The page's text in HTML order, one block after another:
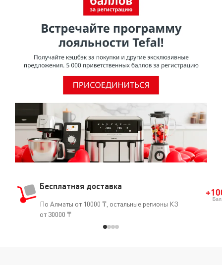
Бесплатная доставка
По Алматы от 10000 ₸, остальные регионы КЗ
от 30000 ₸